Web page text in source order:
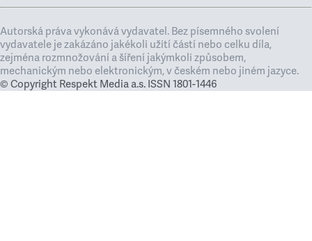
Autorská práva vykonává vydavatel. Bez písemného svolení
vydavatele je zakázáno jakékoli užití částí nebo celku díla,
zejména rozmnožování a šíření jakýmkoli způsobem,
mechanickým nebo elektronickým, v českém nebo jiném jazyce.
© Copyright Respekt Media a.s. ISSN 1801-1446